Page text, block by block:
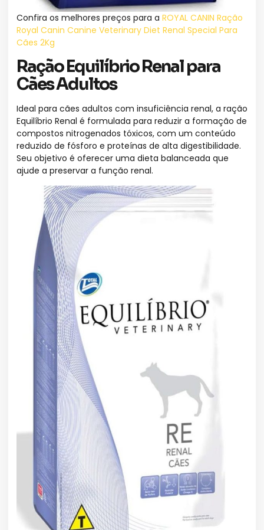
Confira os melhores preços para a ROYAL CANIN Ração
Royal Canin Canine Veterinary Diet Renal Special Para
Cães 2Kg
Ração Equilíbrio Renal para
Cães Adultos
Ideal para cães adultos com insuficiência renal, a ração
Equilíbrio Renal é formulada para reduzir a formação de
compostos nitrogenados tóxicos, com um conteúdo
reduzido de fósforo e proteínas de alta digestibilidade.
Seu objetivo é oferecer uma dieta balanceada que
ajude a preservar a função renal.